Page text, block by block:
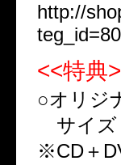
http://
<<特典
○オリジ
サイズ
※CD＋